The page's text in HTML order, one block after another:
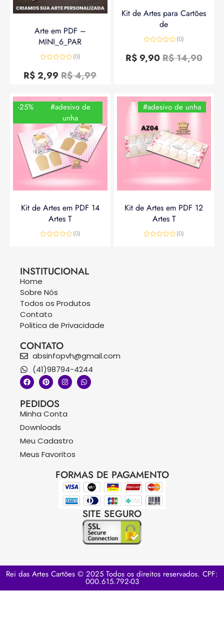
Arte em PDF –
MINI_6_PAR
0
de
(0)
R$4,99
R$2,99
Kit de Artes para Cartões
de
0
de
(0)
R$14,90
R$9,90
-25%
#adesivo de
unha
Kit de Artes em PDF 14
Artes T
(0)
#adesivo de unha
Kit de Artes em PDF 12
Artes T
(0)
INSTITUCIONAL
Home
Sobre Nós
Todos os Produtos
Contato
Politica de Privacidade
CONTATO
absinfopvh@gmail.com
(41)98794-4244
PEDIDOS
Minha Conta
Downloads
Meu Cadastro
Meus Favoritos
FORMAS DE PAGAMENTO
SITE SEGURO
Rei das Artes Cartões © 2025 Todos os direitos reservados. CPF:
000.615.792-03